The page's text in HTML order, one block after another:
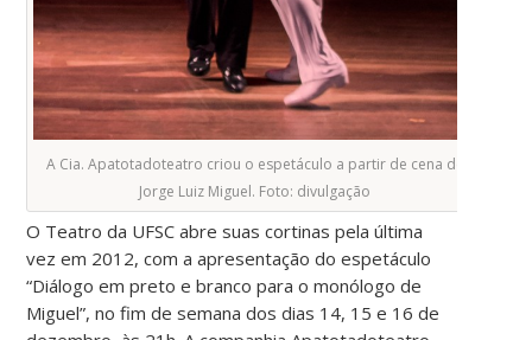
A Cia. Apatotadoteatro criou o espetáculo a partir de cena de
Jorge Luiz Miguel. Foto: divulgação
O Teatro da UFSC abre suas cortinas pela última
vez em 2012, com a apresentação do espetáculo
“Diálogo em preto e branco para o monólogo de
Miguel”, no fim de semana dos dias 14, 15 e 16 de